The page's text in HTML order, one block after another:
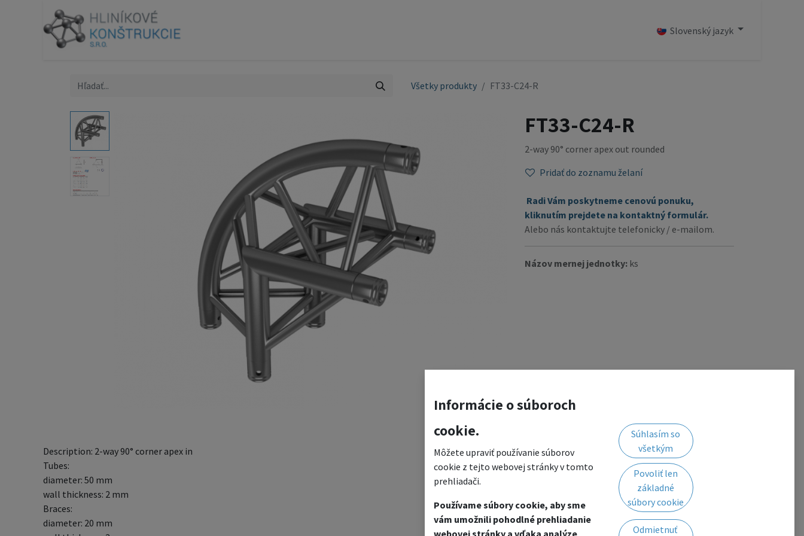
Slovenský jazyk
Všetky produkty FT33-C24-R
FT33-C24-R
2-way 90° corner apex out rounded
Pridať do zoznamu želaní
Radi Vám poskytneme cenovú ponuku,
kliknutím prejdete na kontaktný formulár.
Alebo nás kontaktujte telefonicky / e-mailom.
Názov mernej jednotky: ks
Description: 2-way 90° corner apex in
Tubes:
diameter: 50 mm
wall thickness: 2 mm
Braces:
diameter: 20 mm
Informácie o súboroch
cookie.
Môžete upraviť používanie súborov
cookie z tejto webovej stránky v tomto
prehliadači.
Používame súbory cookie, aby sme
vám umožnili pohodlné prehliadanie
webovej stránky a vďaka analýze
Súhlasím so
všetkým
Povoliť len
základné
súbory cookie
Odmietnuť